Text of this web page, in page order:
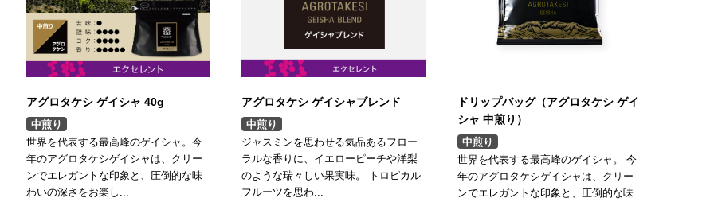
アグロタケシ ゲイシャ 40g
中煎り
世界を代表する最高峰のゲイシャ。今
年のアグロタケシゲイシャは、クリー
ンでエレガントな印象と、圧倒的な味
わいの深さをお楽し...
アグロタケシ ゲイシャブレンド
中煎り
ジャスミンを思わせる気品あるフロー
ラルな香りに、イエローピーチや洋梨
のような瑞々しい果実味。 トロピカル
フルーツを思わ...
ドリップバッグ（アグロタケシ ゲイ
シャ 中煎り）
中煎り
世界を代表する最高峰のゲイシャ。 今
年のアグロタケシゲイシャは、クリー
ンでエレガントな印象と、圧倒的な味